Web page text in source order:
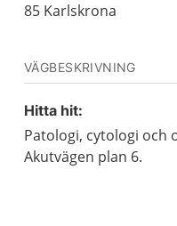
85 Karlskrona
VÄGBESKRIVNING
Hitta hit:
Patologi, cytologi och
Akutvägen plan 6.